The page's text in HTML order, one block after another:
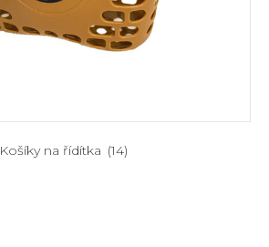
Košíky na řídítka (14)